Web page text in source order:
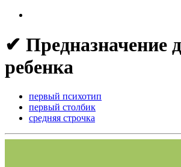
✔ Предназначение
ребенка
первый психотип
первый столбик
средняя строчка